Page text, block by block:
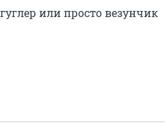
или просто везунчик